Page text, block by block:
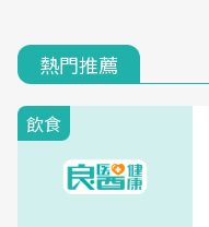
熱門推薦
飲食